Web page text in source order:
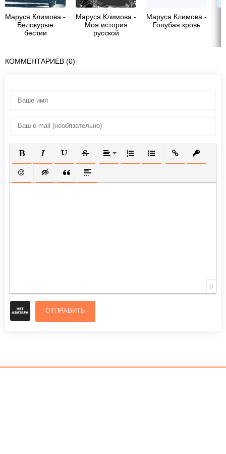
Маруся Климова -
Белокурые
бестии
Маруся Климова -
Моя история
русской
Маруся Климова -
Голубая кровь
КОММЕНТАРИЕВ (0)
ПОЛУЖИРНЫЙ
КУРСИВПОДЧЕРКНУТЫЙ
ЗАЧЕРКНУТЫЙВЫРАВНИВАНИЕ
НУМЕРОВАННЫЙ СПИСОК
МАРКИРОВАННЫЙ
ВСТАВИТЬ
ВСТАВИТЬ СМАЙЛИК
ВСТАВКА СКРЫТОГО ТЕКСТА
ВСТАВКА ЦИТАТЫ
ВСТАВКА СПОЙЛЕРА
0
ОТПРАВИТЬ